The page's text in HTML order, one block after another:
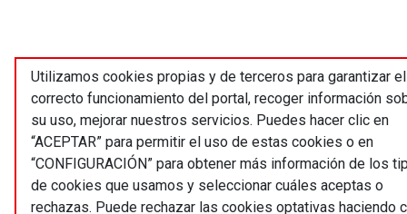
Utilizamos cookies propias y de terceros para garantizar el
correcto funcionamiento del portal, recoger información
su uso, mejorar nuestros servicios. Puedes hacer clic en
“ACEPTAR” para permitir el uso de estas cookies o en
“CONFIGURACIÓN” para obtener más información de los
de cookies que usamos y seleccionar cuáles aceptas o
rechazas. Puede rechazar las cookies optativas haciendo